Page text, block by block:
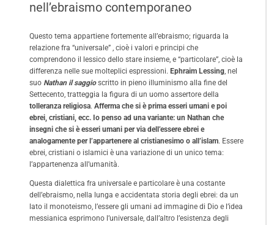
nell’ebraismo contemporaneo
Questo tema appartiene fortemente all’ebraismo; riguarda la
relazione fra “universale” , cioè i valori e principi che
comprendono il lessico dello stare insieme, e “particolare”, cioè la
differenza nelle sue molteplici espressioni. Ephraim Lessing, nel
suo Nathan il saggioscritto in pieno illuminismo alla fine del
Settecento, tratteggia la figura di un uomo assertore della
tolleranza religiosa. Afferma che si è prima esseri umani e poi
ebrei, cristiani, ecc. Io penso ad una variante: un Nathan che
insegni che si è esseri umani per via dell’essere ebrei e
analogamente per l’appartenere al cristianesimo o all’islam. Essere
ebrei, cristiani o islamici è una variazione di un unico tema:
l’appartenenza all’umanità.
Questa dialettica fra universale e particolare è una costante
dell’ebraismo, nella lunga e accidentata storia degli ebrei: da un
lato il monoteismo, l’essere gli umani ad immagine di Dio e l’idea
messianica esprimono l’universale, dall’altro l’esistenza degli